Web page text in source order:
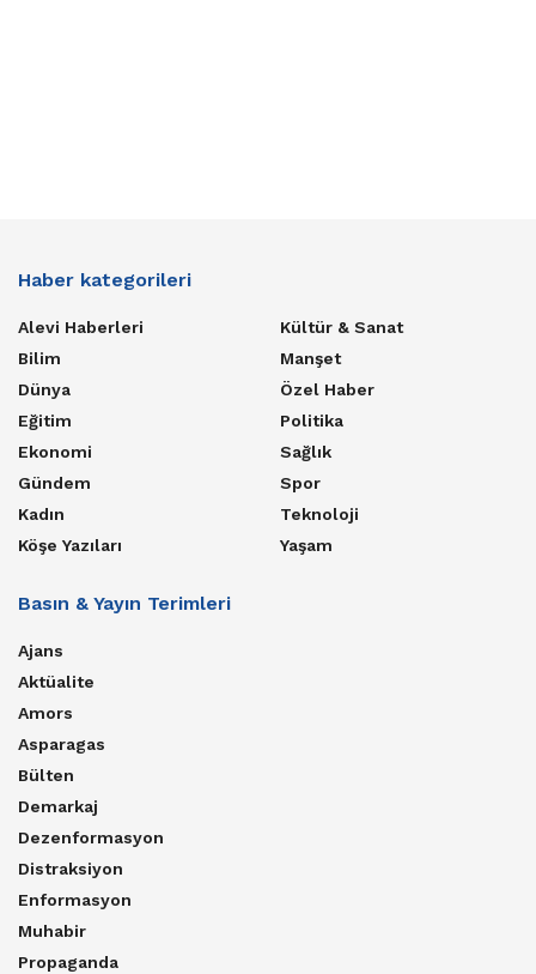
Haber kategorileri
Alevi Haberleri
Bilim
Dünya
Eğitim
Ekonomi
Gündem
Kadın
Köşe Yazıları
Kültür & Sanat
Manşet
Özel Haber
Politika
Sağlık
Spor
Teknoloji
Yaşam
Basın & Yayın Terimleri
Ajans
Aktüalite
Amors
Asparagas
Bülten
Demarkaj
Dezenformasyon
Distraksiyon
Enformasyon
Muhabir
Propaganda